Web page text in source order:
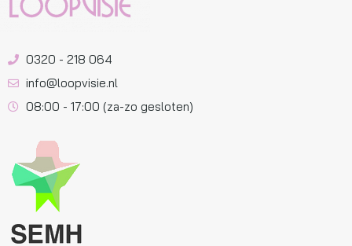
0320 - 218 064
info@loopvisie.nl
08:00 - 17:00 (za-zo gesloten)